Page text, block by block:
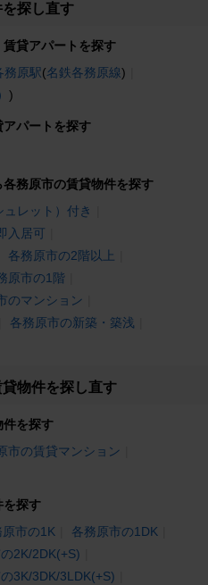
探し直す
貸アパートを探す
務原駅(名鉄各務原線)
)
パートを探す
務原市の賃貸物件を探す
レット）付き
入居可
各務原市の2階以上
原市の1階
のマンション
各務原市の新築・築浅
物件を探し直す
件を探す
市の賃貸マンション
を探す
原市の1K
各務原市の1DK
2K/2DK(+S)
3K/3DK/3LDK(+S)